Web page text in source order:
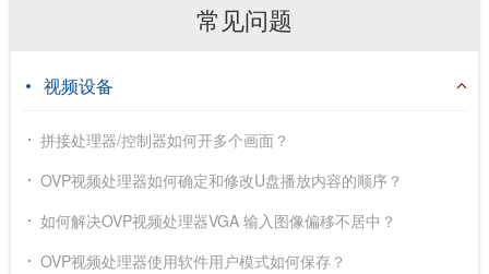
常见问题
视频设备
拼接处理器/控制器如何开多个画面？
OVP视频处理器如何确定和修改U盘播放内容的顺序？
如何解决OVP视频处理器VGA 输入图像偏移不居中？
OVP视频处理器使用软件用户模式如何保存？